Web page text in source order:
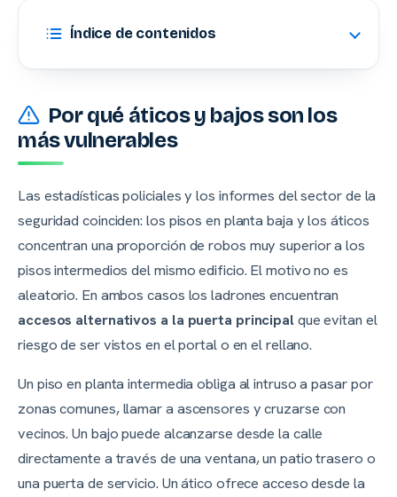
Índice de contenidos
Por qué áticos y bajos son los
más vulnerables
Las estadísticas policiales y los informes del sector de la
seguridad coinciden: los pisos en planta baja y los áticos
concentran una proporción de robos muy superior a los
pisos intermedios del mismo edificio. El motivo no es
aleatorio. En ambos casos los ladrones encuentran
accesos alternativos a la puerta principalque evitan el
riesgo de ser vistos en el portal o en el rellano.
Un piso en planta intermedia obliga al intruso a pasar por
zonas comunes, llamar a ascensores y cruzarse con
vecinos. Un bajo puede alcanzarse desde la calle
directamente a través de una ventana, un patio trasero o
una puerta de servicio. Un ático ofrece acceso desde la